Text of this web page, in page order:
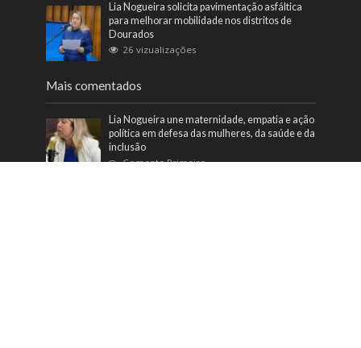
Lia Nogueira solicita pavimentação asfáltica
para melhorar mobilidade nos distritos de
Dourados
26 vizualizações
Mais comentados
Lia Nogueira une maternidade, empatia e ação
política em defesa das mulheres, da saúde e da
inclusão
Comente Primeiro